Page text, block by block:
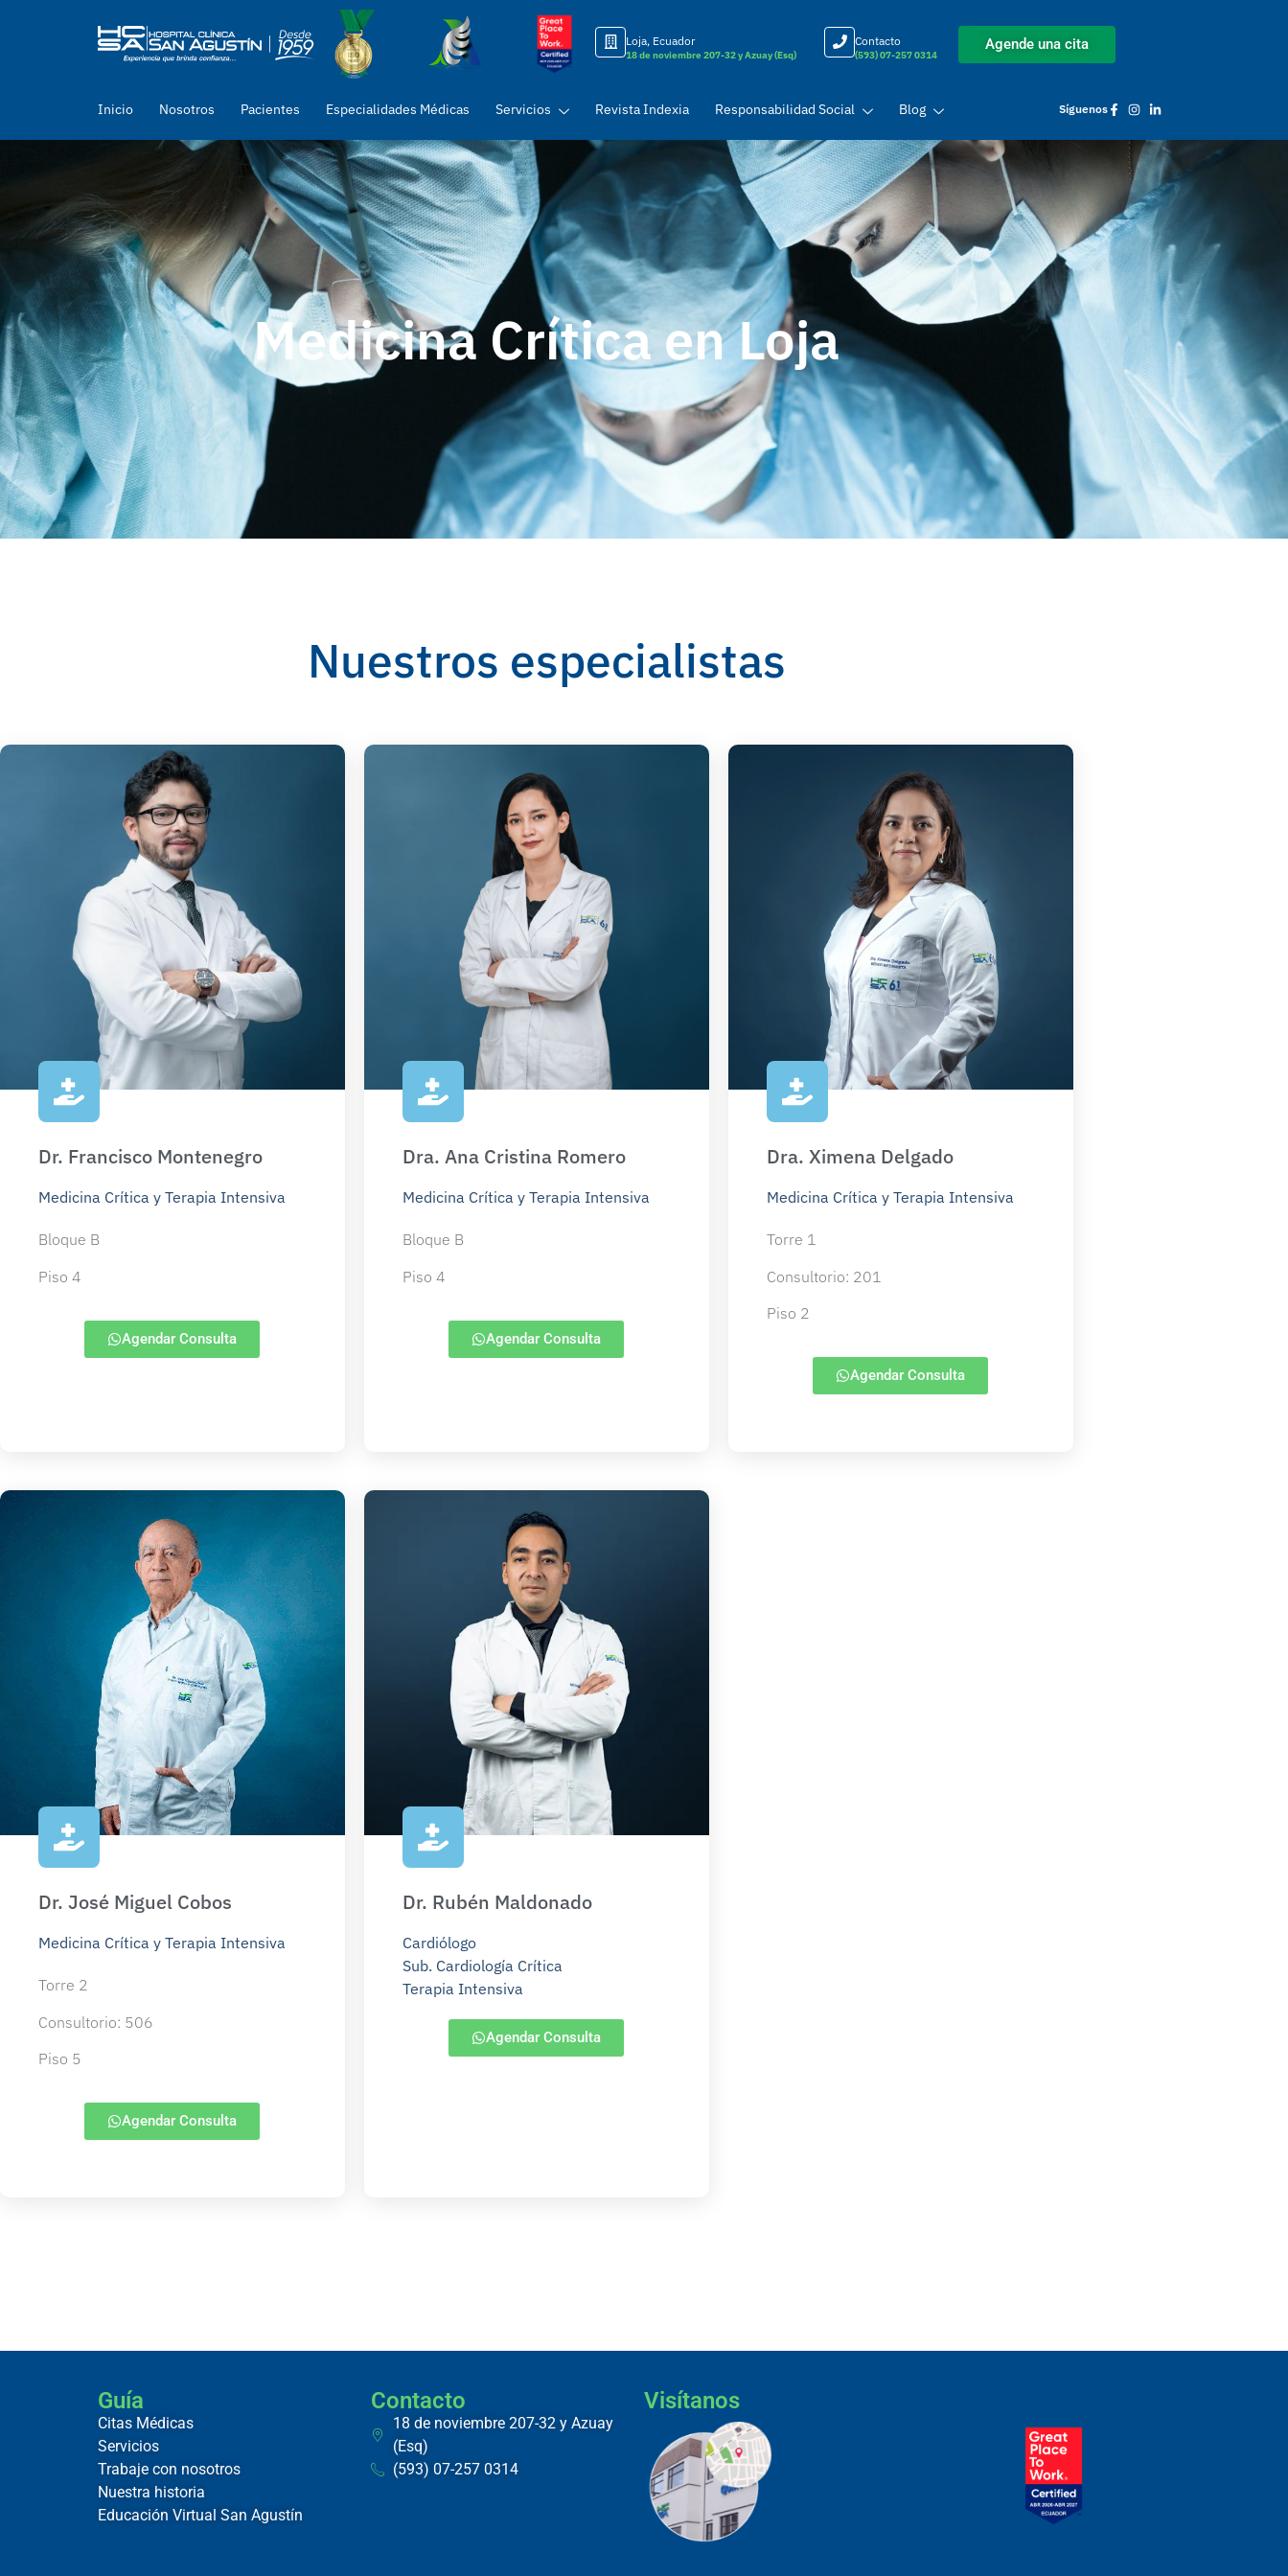
Loja, Ecuador
18 de noviembre 207-32 y Azuay (Esq)
Contacto
(593) 07-257 0314
Agende una cita
Inicio Nosotros Pacientes Especialidades Médicas Servicios Revista Indexia Responsabilidad Social Blog Síguenos
Medicina Crítica en Loja
Nuestros especialistas
Dr. Francisco Montenegro
Medicina Crítica y Terapia Intensiva
Bloque B
Piso 4
Agendar Consulta
Dra. Ana Cristina Romero
Medicina Crítica y Terapia Intensiva
Bloque B
Piso 4
Agendar Consulta
Dra. Ximena Delgado
Medicina Crítica y Terapia Intensiva
Torre 1
Consultorio: 201
Piso 2
Agendar Consulta
Dr. José Miguel Cobos
Medicina Crítica y Terapia Intensiva
Torre 2
Consultorio: 506
Piso 5
Agendar Consulta
Dr. Rubén Maldonado
Cardiólogo
Sub. Cardiología Crítica
Terapia Intensiva
Agendar Consulta
Guía
Citas Médicas
Servicios
Trabaje con nosotros
Nuestra historia
Educación Virtual San Agustín
Contacto
18 de noviembre 207-32 y Azuay
(Esq)
(593) 07-257 0314
Visítanos